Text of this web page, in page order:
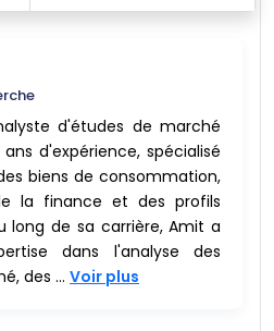
d'études de marché
d'expérience, spécialisé
biens de consommation,
la finance et des profils
long de sa carrière, Amit a
dans l'analyse des
des ... Voir plus